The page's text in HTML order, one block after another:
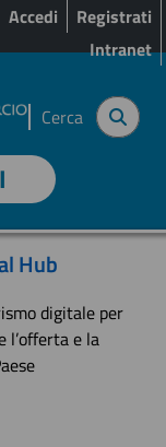
utente
Accedi
Registrati
Intranet
Cerca
Hub
digitale per
l’offerta e la